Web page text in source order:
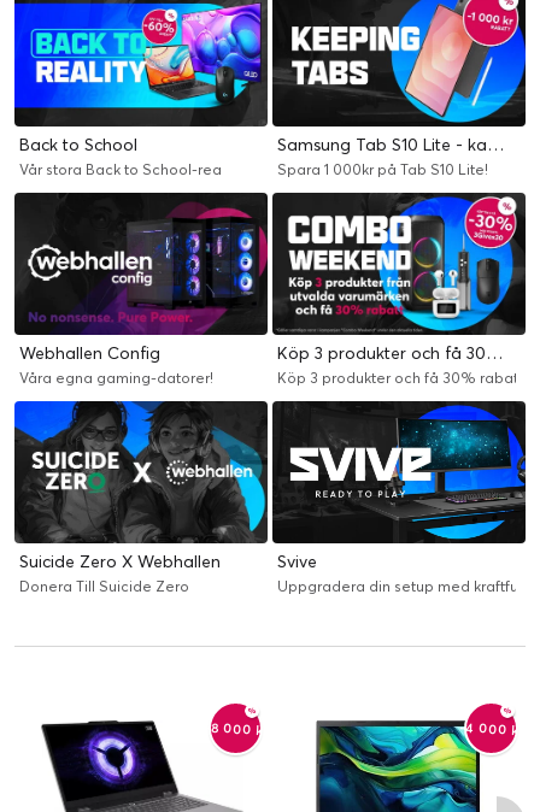
Back to School
Vår stora Back to School-rea
Samsung Tab S10 Lite - kampanj
Spara 1 000kr på Tab S10 Lite!
Webhallen Config
Våra egna gaming-datorer!
Köp 3 produkter och få 30% rabatt
Köp 3 produkter och få 30% rabatt
Suicide Zero X Webhallen
Donera Till Suicide Zero
Svive
Uppgradera din setup med kraftfull
-8 000 kr -4 000 kr